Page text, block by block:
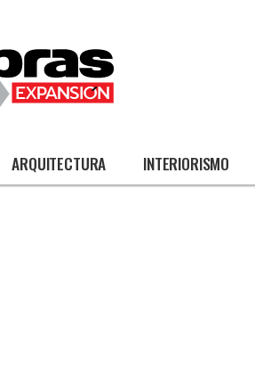
ARQUITECTURA INTERIORISMO